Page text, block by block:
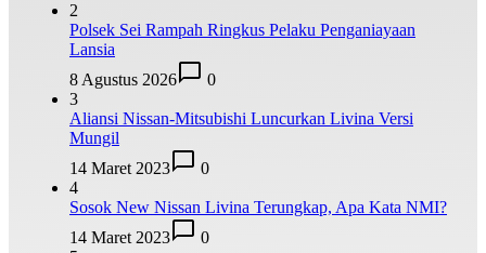
2
Polsek Sei Rampah Ringkus Pelaku Penganiayaan
Lansia
8 Agustus 2026
0
3
Aliansi Nissan-Mitsubishi Luncurkan Livina Versi
Mungil
14 Maret 2023
0
4
Sosok New Nissan Livina Terungkap, Apa Kata NMI?
14 Maret 2023
0